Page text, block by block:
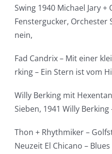
Swing 1940 Michael Jary +
Fenstergucker, Orchester
nein,
Fad Candrix – Mit einer
rking – Ein Stern ist vom
Willy Berking mit
Sieben, 1941 Willy Berking
Thon + Rhythmiker –
Neuzeit El Chicano –